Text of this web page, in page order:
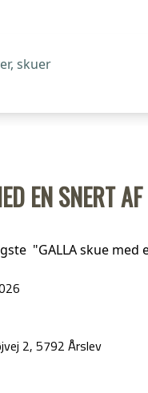
skuer
EN SNERT
"GALLA skue med
2, 5792 Årslev